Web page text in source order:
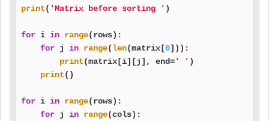
print( 'Matrix before sorting ' )
for i in range(rows):
for j in range(len(matrix[0])):
print(matrix[i][j], end=' ' )
print()
for i in range(rows):
for j in range(cols):